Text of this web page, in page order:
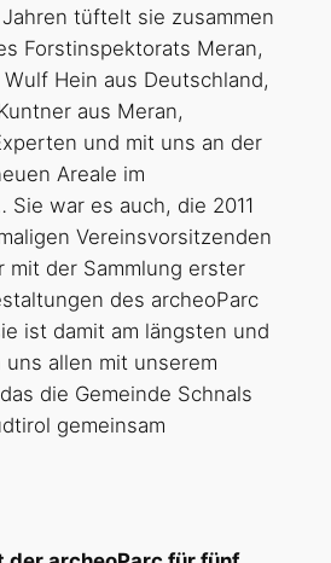
tüftelt sie zusammen
Forstinspektorats Meran,
Hein aus Deutschland,
aus Meran,
und mit uns an der
Areale im
war es auch, die 2011
Vereinsvorsitzenden
mit der Sammlung erster
des archeoParc
ist damit am längsten und
allen mit unserem
die Gemeinde Schnals
gemeinsam